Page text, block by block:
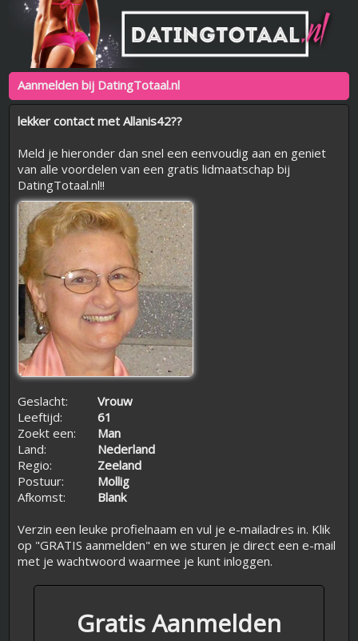
Aanmelden bij DatingTotaal.nl
lekker contact met Allanis42??
Meld je hieronder dan snel een eenvoudig aan en geniet
van alle voordelen van een gratis lidmaatschap bij
DatingTotaal.nl!!
Geslacht:
Vrouw
Leeftijd:
61
Zoekt een:
Man
Land:
Nederland
Regio:
Zeeland
Postuur:
Mollig
Afkomst:
Blank
Verzin een leuke profielnaam en vul je e-mailadres in. Klik
op "GRATIS aanmelden" en we sturen je direct een e-mail
met je wachtwoord waarmee je kunt inloggen.
Gratis Aanmelden